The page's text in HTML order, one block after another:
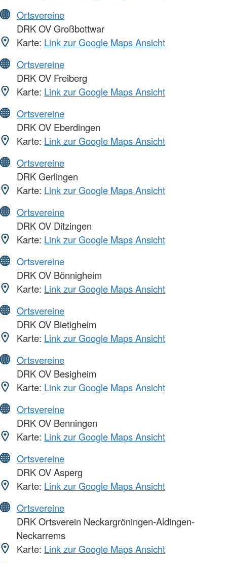
Ortsvereine
DRK OV Großbottwar
Karte: Link zur Google Maps Ansicht
Ortsvereine
DRK OV Freiberg
Karte: Link zur Google Maps Ansicht
Ortsvereine
DRK OV Eberdingen
Karte: Link zur Google Maps Ansicht
Ortsvereine
DRK Gerlingen
Karte: Link zur Google Maps Ansicht
Ortsvereine
DRK OV Ditzingen
Karte: Link zur Google Maps Ansicht
Ortsvereine
DRK OV Bönnigheim
Karte: Link zur Google Maps Ansicht
Ortsvereine
DRK OV Bietigheim
Karte: Link zur Google Maps Ansicht
Ortsvereine
DRK OV Besigheim
Karte: Link zur Google Maps Ansicht
Ortsvereine
DRK OV Benningen
Karte: Link zur Google Maps Ansicht
Ortsvereine
DRK OV Asperg
Karte: Link zur Google Maps Ansicht
Ortsvereine
DRK Ortsverein Neckargröningen-Aldingen-
Neckarrems
Karte: Link zur Google Maps Ansicht